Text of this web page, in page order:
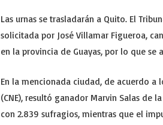
Las urnas se trasladarán a Quito. El
solicitada por José Villamar Figueroa,
en la provincia de Guayas, por lo que
En la mencionada ciudad, de acuerdo a
(CNE), resultó ganador Marvin Salas de
con 2.839 sufragios, mientras que el